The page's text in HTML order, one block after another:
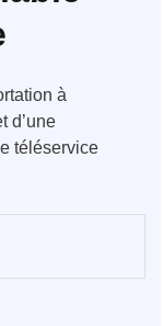
à
d’une
téléservice